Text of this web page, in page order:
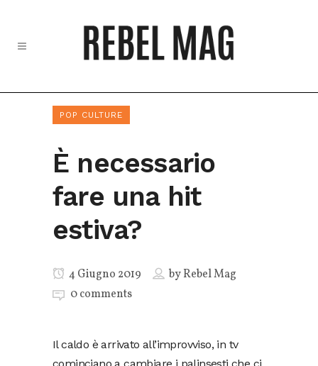
POP CULTURE
È necessario
fare una hit
estiva?
4 Giugno 2019 byRebel Mag
0 comments
Il caldo è arrivato all’improvviso, in tv